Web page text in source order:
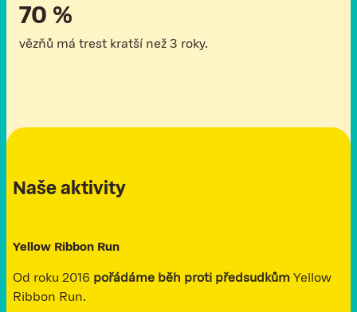
70 %
vězňů má trest kratší než 3 roky.
Naše aktivity
Yellow Ribbon Run
Od roku 2016 pořádáme běh proti předsudkům Yellow
Ribbon Run.